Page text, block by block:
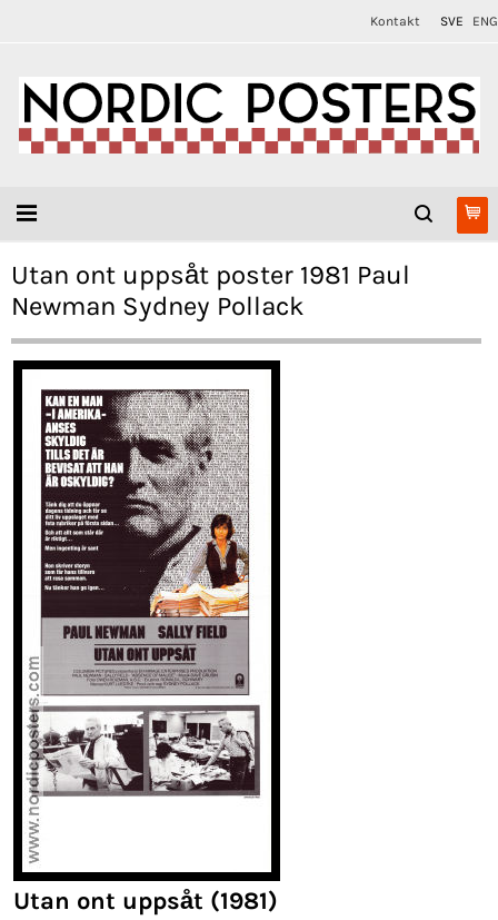
Kontakt SVE ENG
Utan ont uppsåt poster 1981 Paul
Newman Sydney Pollack
Utan ont uppsåt (1981)